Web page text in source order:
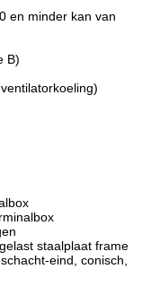
en minder kan van
B)
staalplaat frame
eind, conisch,